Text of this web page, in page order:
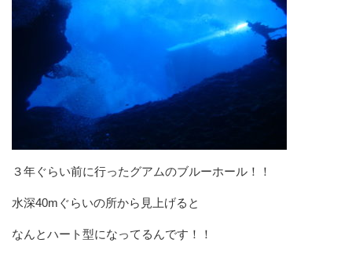
３年ぐらい前に行ったグアムのブルーホール！！
水深40mぐらいの所から見上げると
なんとハート型になってるんです！！